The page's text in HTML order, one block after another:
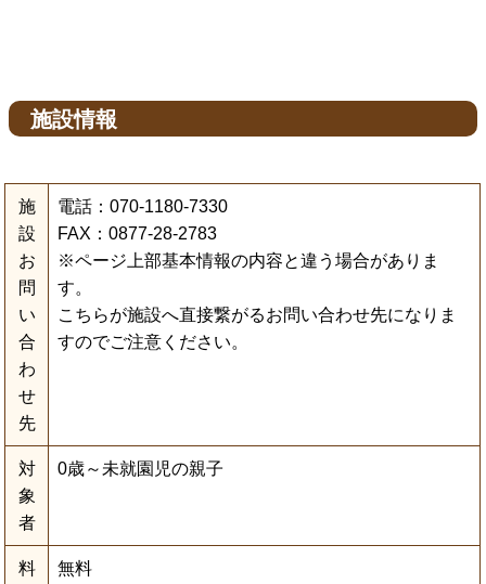
施設情報
施
設
お
問
い
合
わ
せ
先
電話：070-1180-7330
FAX：0877-28-2783
※ページ上部基本情報の内容と違う場合がありま
す。
こちらが施設へ直接繋がるお問い合わせ先になりま
すのでご注意ください。
対
象
者
0歳～未就園児の親子
料
無料